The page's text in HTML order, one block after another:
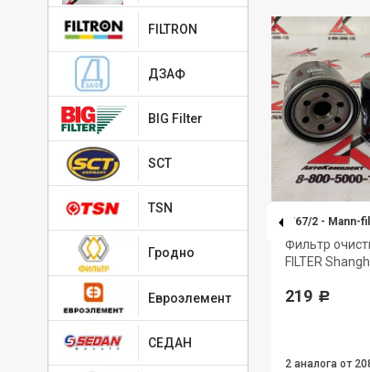
FILTRON
ДЗАФ
BIG Filter
SCT
TSN
Гродно
Евроэлемент
СЕДАН
Элемент фильтрующий
очистки топлива MANN-FILTER
1 286
W67/2 - Mann-
Фильтр
FILTER
219 Р
2 аналога от